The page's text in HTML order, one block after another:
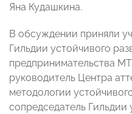
Яна Кудашкина.
В обсуждении приняли
Гильдии устойчивого
предпринимательства
руководитель Центра
методологии
сопредседатель